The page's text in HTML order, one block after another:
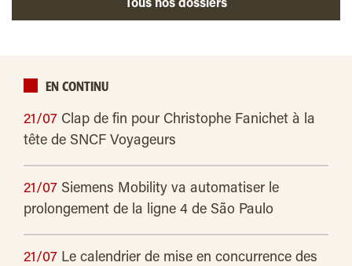
Tous nos dossiers
EN CONTINU
21/07 Clap de fin pour Christophe Fanichet à la
tête de SNCF Voyageurs
21/07 Siemens Mobility va automatiser le
prolongement de la ligne 4 de São Paulo
21/07 Le calendrier de mise en concurrence des